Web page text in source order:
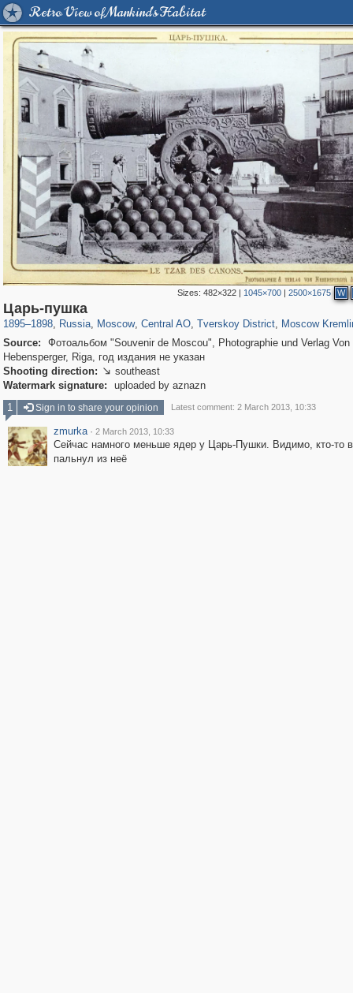
Retro View of Mankind's Habitat
Sizes:482×322 | 1045×700 |2500×1675 W
Царь-пушка
1895–1898, Russia
1,407,351
, Moscow
319,882
, Central AO, Tverskoy District, Moscow
Source:
Фотоальбом "Souvenir de Moscou", Photographie und Verlag Von
Hebensperger, Riga, год издания не указан
Shooting direction:  southeast
Watermark signature:
uploaded by aznazn
1
Sign in to share your opinion Latest comment: 2 March 2013, 10:33
zmurka · 2 March 2013, 10:33
Сейчас намного меньше ядер у Царь-Пушки. Видимо, кто-то
пальнул из неё